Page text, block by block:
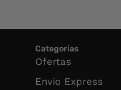
Categorías
Ofertas
Envio Express